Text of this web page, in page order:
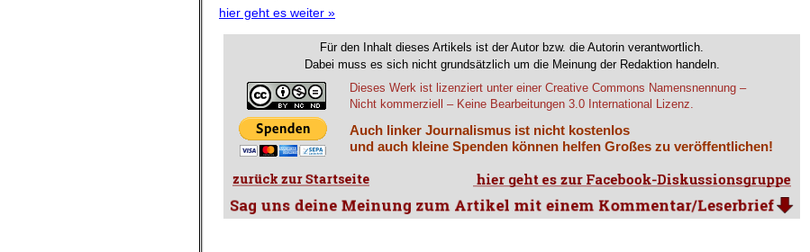
hier geht es weiter »
Für den Inhalt dieses Artikels ist der Autor bzw. die Autorin verantwortlich.
Dabei muss es sich nicht grundsätzlich um die Meinung der Redaktion handeln.
Dieses Werk ist lizenziert unter einer Creative Commons Namensnennung –
Nicht kommerziell – Keine Bearbeitungen 3.0 International Lizenz.
Auch linker Journalismus ist nicht kostenlos
und auch kleine Spenden können helfen Großes zu veröffentlichen!